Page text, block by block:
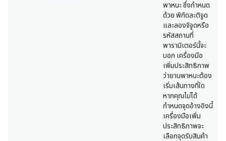
พาหนะ ซึ่งกำหนด
ด้วย พิกัดละติจูด
และลองจิจูดหรือ
รหัสสถานที่
พารามิเตอร์นี้จะ
บอก เครื่องมือ
เพิ่มประสิทธิภาพ
ว่ายานพาหนะต้อง
เริ่มเส้นทางที่ใด
หากคุณไม่ได้
กำหนดจุดอ้างอิงนี้
เครื่องมือเพิ่ม
ประสิทธิภาพจะ
เลือกจุดรับสินค้า